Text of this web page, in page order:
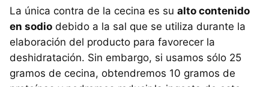
La única contra de la cecina es su alto contenido
en sodio debido a la sal que se utiliza durante la
elaboración del producto para favorecer la
deshidratación. Sin embargo, si usamos sólo 25
gramos de cecina, obtendremos 10 gramos de